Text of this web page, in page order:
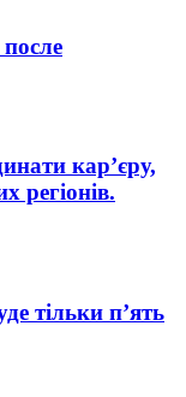
кар’єру,
регіонів.
тільки п’ять